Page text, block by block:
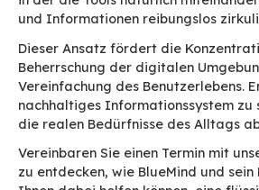
Umgebung zusammen:
• Ein vollständiges
Kalender, Kontakte) •
Respektierung der
flüssige Integration in Ihren
Bereich (Video, Drive,
Workplace (eXo, Hexagone,